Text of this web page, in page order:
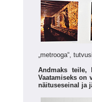
„metrooga“,
Andmaks teile,
Vaatamiseks on
näituseseinal ja